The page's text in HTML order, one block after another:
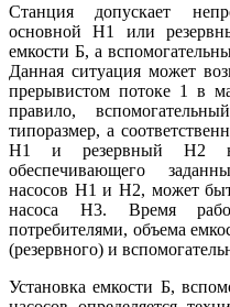
Станция допускает
основной Н1 или
емкости Б, а
Данная ситуация может
прерывистом потоке 1 в
правило,
типоразмер, а
Н1 и резервный Н2
обеспечивающего
насосов Н1 и Н2, может
насоса Н3. Время
потребителями, объема
(резервного) и
Установка емкости Б,